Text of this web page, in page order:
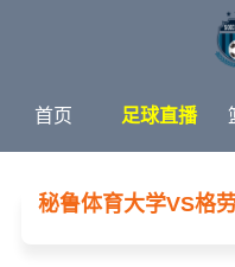
首页 足球直播
足球新闻 篮球新闻
秘鲁体育大学VS格